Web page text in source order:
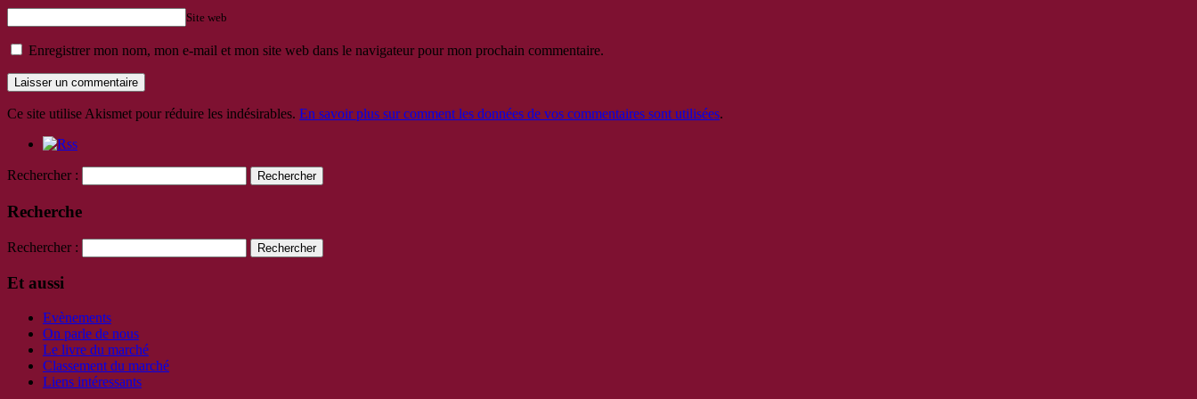
Site web
Enregistrer mon nom, mon e-mail et mon site web dans le navigateur pour mon prochain commentaire.
Ce site utilise Akismet pour réduire les indésirables. En savoir plus sur comment les données de vos commentaires sont utilisées.
Rechercher :
Recherche
Rechercher :
Et aussi
Evènements
On parle de nous
Le livre du marché
Classement du marché
Liens intéressants